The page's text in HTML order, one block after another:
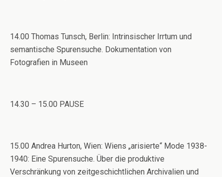
14.00 Thomas Tunsch, Berlin: Intrinsischer Irrtum und
semantische Spurensuche. Dokumentation von
Fotografien in Museen
14.30 – 15.00 PAUSE
15.00 Andrea Hurton, Wien: Wiens „arisierte“ Mode 1938-
1940: Eine Spurensuche. Über die produktive
Verschränkung von zeitgeschichtlichen Archivalien und